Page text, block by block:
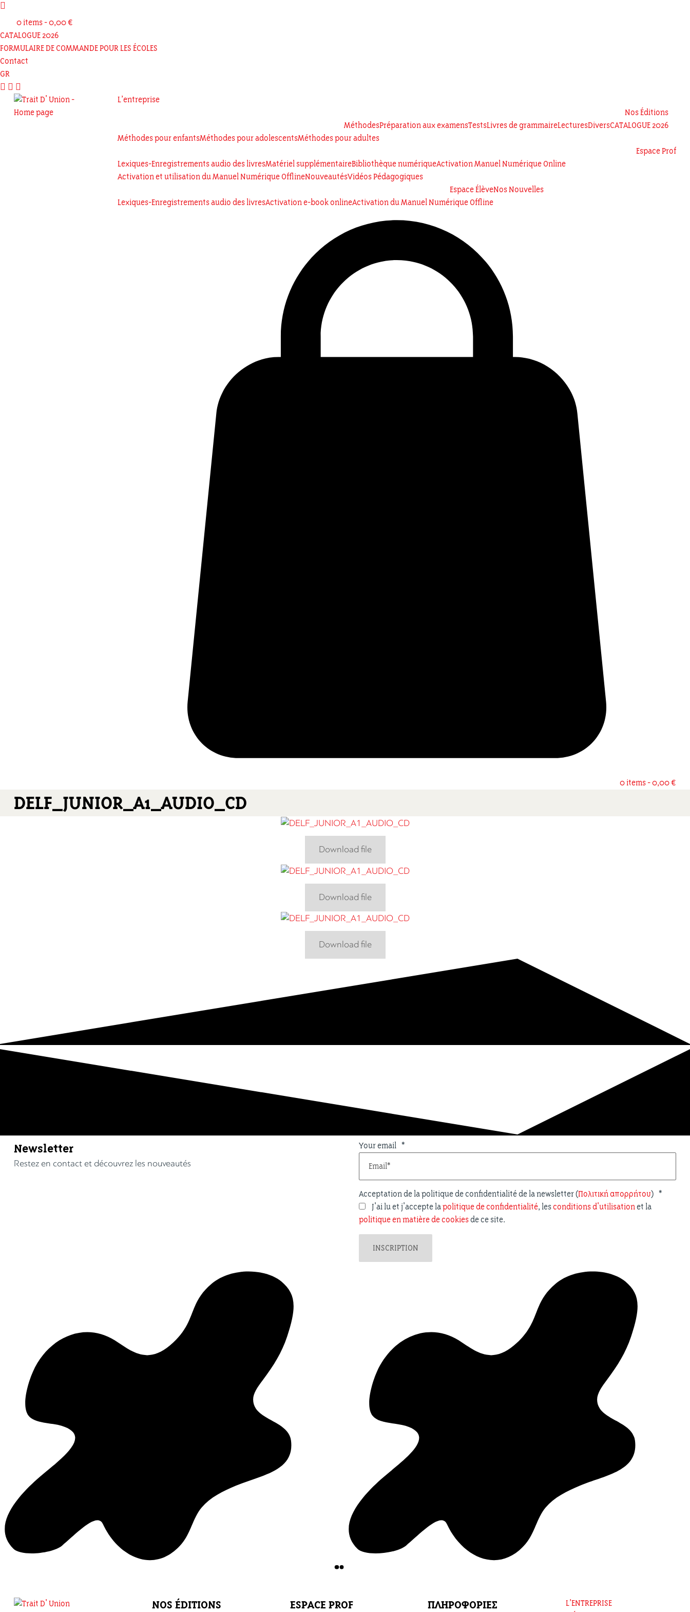

0 items -0,00 €
CATALOGUE 2026
FORMULAIRE DE COMMANDE POUR LES ÉCOLES
Contact
GR
  
L’entreprise
Nos Éditions
Méthodes
Méthodes pour enfantsMéthodes pour adolescentsMéthodes pour adultes
Préparation aux examensTestsLivres de grammaireLecturesDiversCATALOGUE 2026
Espace Prof
Lexiques-Enregistrements audio des livresMatériel supplémentaireBibliothèque numériqueActivation Manuel Numérique Online
Activation et utilisation du Manuel Numérique OfflineNouveautésVidéos Pédagogiques
Espace Élève
Lexiques-Enregistrements audio des livresActivation e-book onlineActivation du Manuel Numérique Offline
Nos Nouvelles
0 items -0,00 €
DELF_JUNIOR_A1_AUDIO_CD
Download file
Download file
Download file
Newsletter
Restez en contact et découvrez les nouveautés
Your email *
Acceptation de la politique de confidentialité de la newsletter (Πολιτική απορρήτου) *
J'ai lu et j'accepte lapolitique de confidentialité, lesconditions d'utilisationet la
politique en matière de cookiesde ce site.
NOS ÉDITIONS ESPACE PROF ΠΛΗΡΟΦΟΡΙΕΣ
L’ENTREPRISE